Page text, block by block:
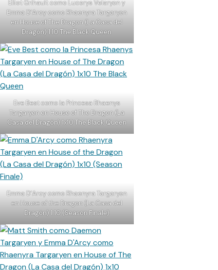
Elliot Grihault como Lucerys Velaryon y
Emma D’Arcy como Rhaenyra Targaryen
en House of The Dragon (La Casa del
Dragón) 1.10 The Black Queen
Eve Best como la Princesa Rhaenys
Targaryen en House of The Dragon (La
Casa del Dragón) 1x10 The Black Queen
Emma D’Arcy como Rhaenyra Targaryen
en House of the Dragon (La Casa del
Dragón) 1.10 (Season Finale)